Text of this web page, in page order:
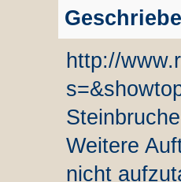
http://
Weitere
nicht